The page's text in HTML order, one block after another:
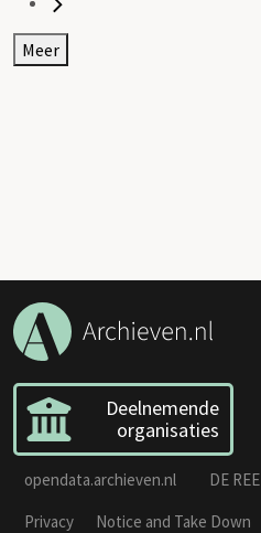
Meer
Deelnemende
organisaties
opendata.archieven.nl DE REE
Privacy
Notice and Take Down